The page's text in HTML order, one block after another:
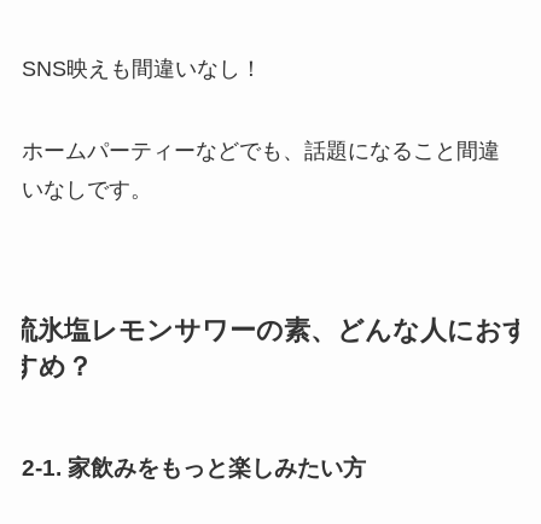
SNS映えも間違いなし！
ホームパーティーなどでも、話題になること間違
いなしです。
流氷塩レモンサワーの素、どんな人におす
すめ？
2-1. 家飲みをもっと楽しみたい方